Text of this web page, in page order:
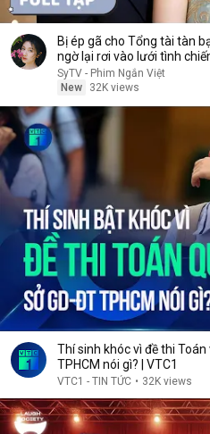
Bị ép gã cho Tổng tài tàn
ngờ lại rơi vào lưới tình
SyTV - Phim Ngắn Việt
New
32K views
Thí sinh khóc vì đề thi
TPHCM nói gì? | VTC1
VTC1 - TIN TỨC • 32K views